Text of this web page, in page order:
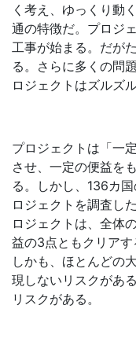
く考え、ゆっくり動
通の特徴だ。プロジ
工事が始まる。だが
る。さらに多くの問
ロジェクトはズルズ
プロジェクトは「一
させ、一定の便益を
る。しかし、136カ
ロジェクトを調査し
ロジェクトは、全体
益の3点ともクリアす
しかも、ほとんどの
現しないリスクがあ
リスクがある。